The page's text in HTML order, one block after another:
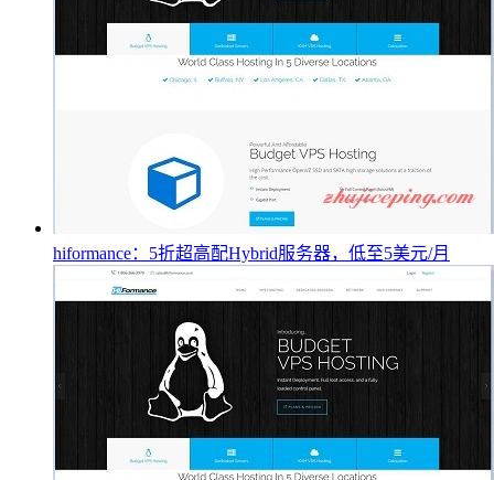
hiformance：5折超高配Hybrid服务器，低至5美元/月